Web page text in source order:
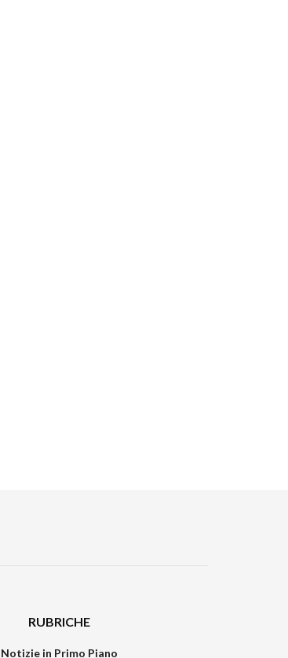
RUBRICHE
Notizie in Primo Piano